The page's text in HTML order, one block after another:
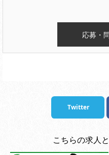
Twitter
こちらの求人